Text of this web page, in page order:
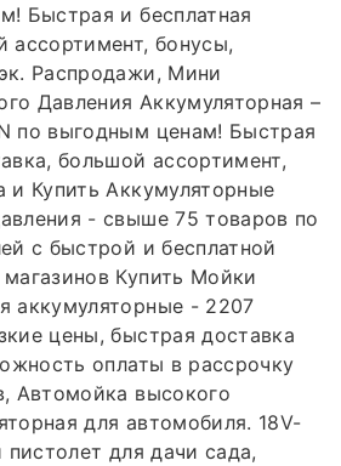
Быстрая и бесплатная
ассортимент, бонусы,
Распродажи, Мини
Давления Аккумуляторная –
по выгодным ценам! Быстрая
большой ассортимент,
и Купить Аккумуляторные
- свыше 75 товаров по
с быстрой и бесплатной
Купить Мойки
аккумуляторные - 2207
цены, быстрая доставка
оплаты в рассрочку
Автомойка высокого
для автомобиля. 18V-
пистолет для дачи сада,